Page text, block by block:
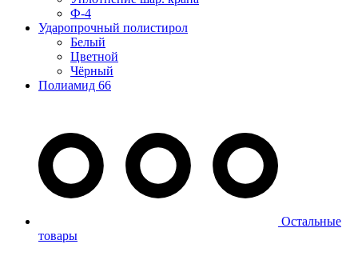
Ф-4
Ударопрочный полистирол
Белый
Цветной
Чёрный
Полиамид 66
Остальные
товары